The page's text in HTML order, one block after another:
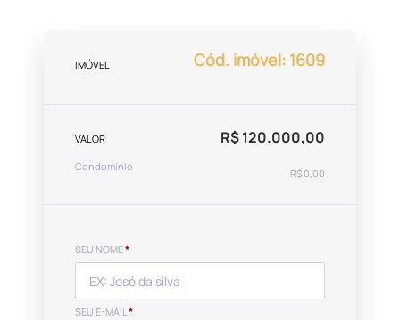
IMÓVEL Cód. imóvel: 1609
VALOR R$ 120.000,00
Condomínio
R$ 0,00
SEU NOME*
SEU E-MAIL*